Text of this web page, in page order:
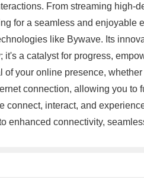
From streaming high-
for a seamless and enjoyable
like Bywave. Its
a catalyst for progress,
your online presence,
connection, allowing you
interact, and
connectivity,